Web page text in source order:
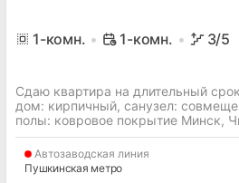
1-комн. 1-комн. 3/5
Сдаю квартира на длительный
дом: кирпичный, cанузел:
полы: ковровое покрытие Минск,
Автозаводская линия
Пушкинская метро